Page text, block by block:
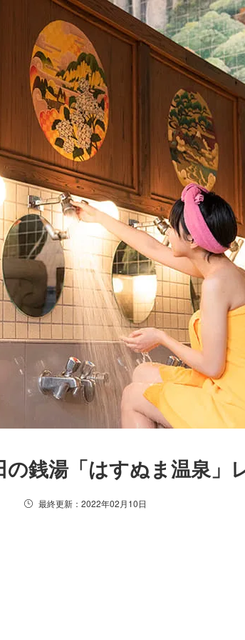
の銭湯「はすぬま温泉」
最終更新：2022年02月10日